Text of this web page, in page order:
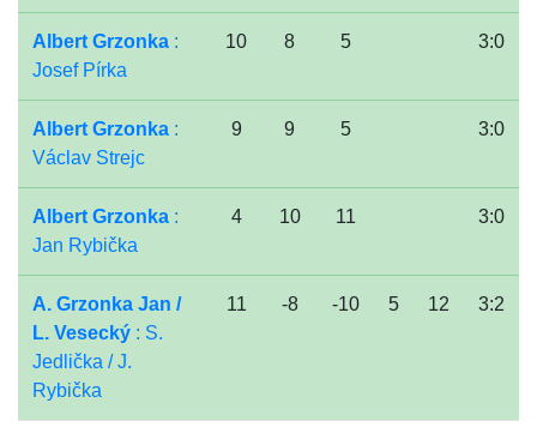
Albert Grzonka :
Josef Pírka
10 8 5 3:0
Albert Grzonka :
Václav Strejc
9 9 5 3:0
Albert Grzonka :
Jan Rybička
4 10 11 3:0
A. Grzonka Jan /
L. Vesecký : S.
Jedlička / J.
Rybička
11 -8 -10 5 12 3:2